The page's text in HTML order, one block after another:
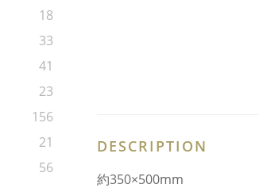
18
33
41
23
156
21
56
DESCRIPTION
約350×500mm